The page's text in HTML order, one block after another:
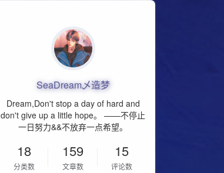
SeaDream乄造梦
Dream,Don't stop a day of hard and
don't give up a little hope。 ——不停止
一日努力&&不放弃一点希望。
18
分类数
159
文章数
15
评论数